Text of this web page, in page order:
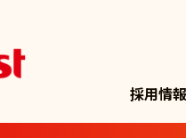
採用情報